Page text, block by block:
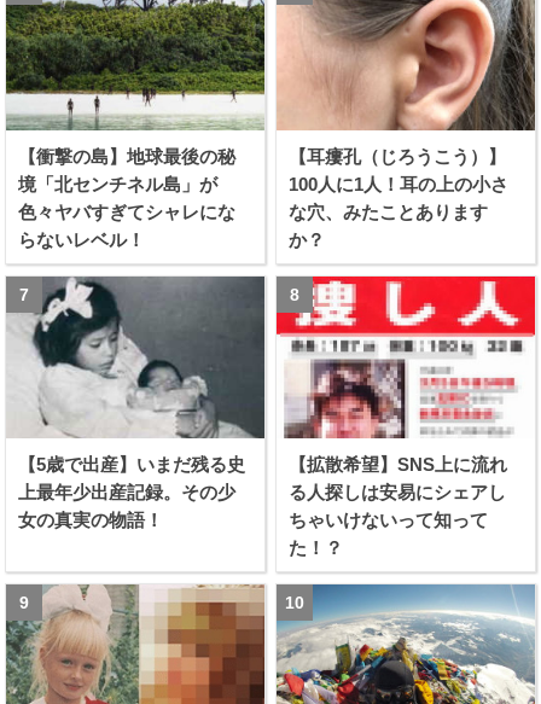
【衝撃の島】地球最後の秘
境「北センチネル島」が
色々ヤバすぎてシャレにな
らないレベル！
【耳瘻孔（じろうこう）】
100人に1人！耳の上の小さ
な穴、みたことあります
か？
【5歳で出産】いまだ残る史
上最年少出産記録。その少
女の真実の物語！
【拡散希望】SNS上に流れ
る人探しは安易にシェアし
ちゃいけないって知って
た！？